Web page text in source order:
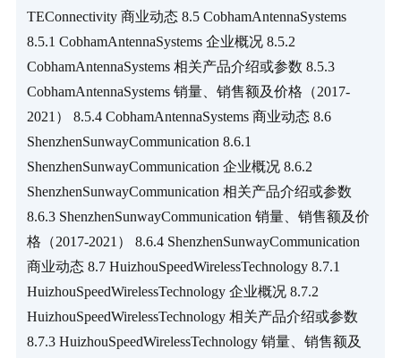
TEConnectivity 商业动态 8.5 CobhamAntennaSystems
8.5.1 CobhamAntennaSystems 企业概况 8.5.2
CobhamAntennaSystems 相关产品介绍或参数 8.5.3
CobhamAntennaSystems 销量、销售额及价格（2017-
2021） 8.5.4 CobhamAntennaSystems 商业动态 8.6
ShenzhenSunwayCommunication 8.6.1
ShenzhenSunwayCommunication 企业概况 8.6.2
ShenzhenSunwayCommunication 相关产品介绍或参数
8.6.3 ShenzhenSunwayCommunication 销量、销售额及价
格（2017-2021） 8.6.4 ShenzhenSunwayCommunication
商业动态 8.7 HuizhouSpeedWirelessTechnology 8.7.1
HuizhouSpeedWirelessTechnology 企业概况 8.7.2
HuizhouSpeedWirelessTechnology 相关产品介绍或参数
8.7.3 HuizhouSpeedWirelessTechnology 销量、销售额及